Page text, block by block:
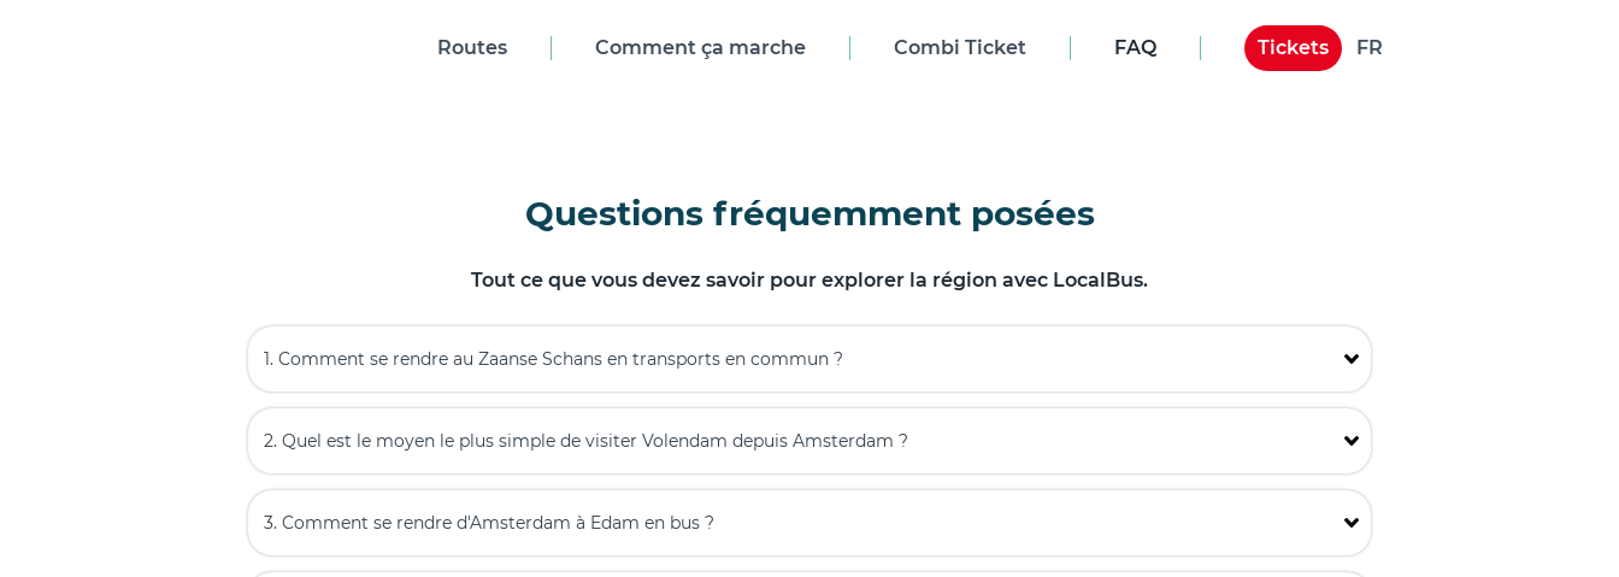
Routes Comment ça marche Combi Ticket FAQ Tickets FR
Questions fréquemment posées
Tout ce que vous devez savoir pour explorer la région avec LocalBus.
1. Comment se rendre au Zaanse Schans en transports en commun ?
2. Quel est le moyen le plus simple de visiter Volendam depuis Amsterdam ?
3. Comment se rendre d'Amsterdam à Edam en bus ?